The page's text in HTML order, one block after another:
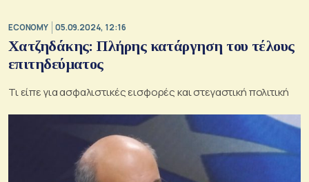
ECONOMY 05.09.2024, 12:16
Χατζηδάκης: Πλήρης κατάργηση του τέλους
επιτηδεύματος
Τι είπε για ασφαλιστικές εισφορές και στεγαστική πολιτική